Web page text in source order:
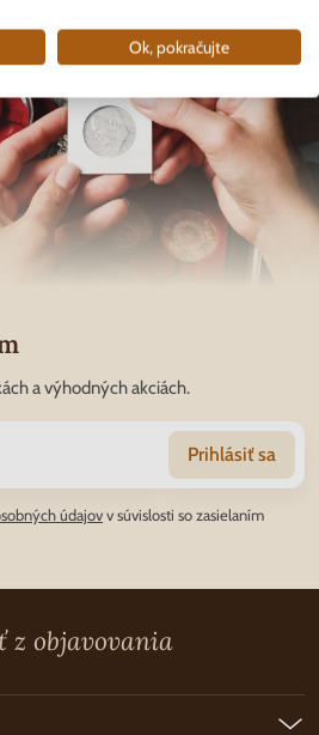
a výhodných akciách.
Prihlásiť sa
údajovv súvislosti so zasielaním
z objavovania
Ok, pokračujte